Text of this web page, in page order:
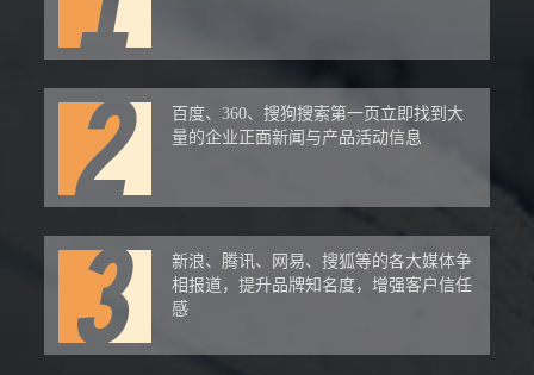
百度、360、搜狗搜索第一页立即找到大
量的企业正面新闻与产品活动信息
新浪、腾讯、网易、搜狐等的各大媒体争
相报道，提升品牌知名度，增强客户信任
感